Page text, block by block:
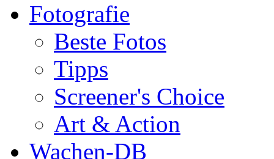
Fotografie
Beste Fotos
Tipps
Screener's Choice
Art & Action
Wachen-DB